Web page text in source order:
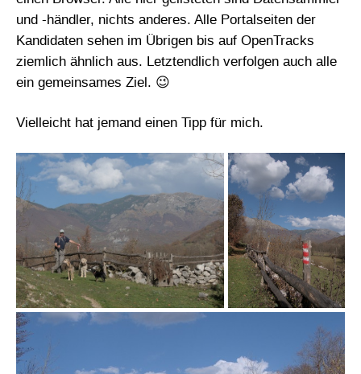
und -händler, nichts anderes. Alle Portalseiten der
Kandidaten sehen im Übrigen bis auf OpenTracks
ziemlich ähnlich aus. Letztendlich verfolgen auch alle
ein gemeinsames Ziel. 😉
Vielleicht hat jemand einen Tipp für mich.